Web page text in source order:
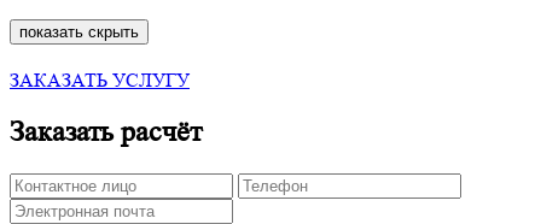
показать скрыть
ЗАКАЗАТЬ УСЛУГУ
Заказать расчёт